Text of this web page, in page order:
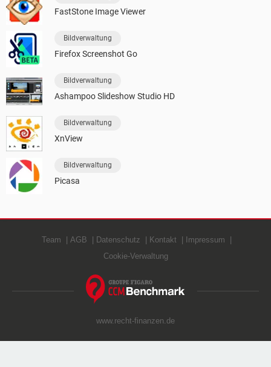
FastStone Image Viewer
Bildverwaltung
Firefox Screenshot Go
Bildverwaltung
Ashampoo Slideshow Studio HD
Bildverwaltung
XnView
Bildverwaltung
Picasa
Team AGB Datenschutz Kontakt
Impressum
Cookie-Verwaltung
www.recht-finanzen.de